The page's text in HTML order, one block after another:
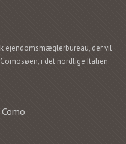
ejendomsmæglerbureau, der vil
i det nordlige Italien.